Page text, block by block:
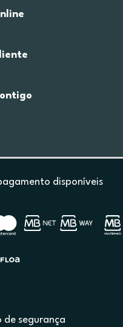
disponíveis
segurança